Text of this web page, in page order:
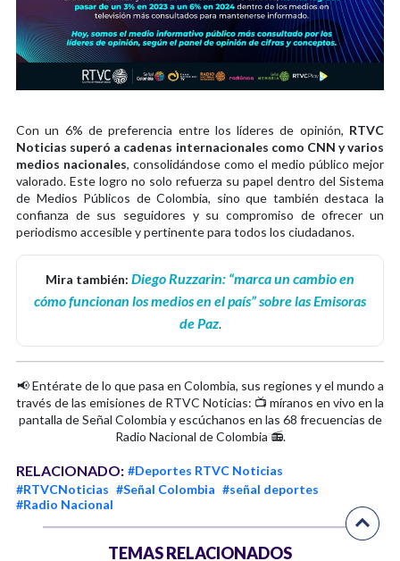
Con un 6% de preferencia entre los líderes de opinión, RTVC
Noticias superó a cadenas internacionales como CNN y varios
medios nacionales, consolidándose como el medio público mejor
valorado. Este logro no solo refuerza su papel dentro del Sistema
de Medios Públicos de Colombia, sino que también destaca la
confianza de sus seguidores y su compromiso de ofrecer un
periodismo accesible y pertinente para todos los ciudadanos.
Mira también: Diego Ruzzarin: “marca un cambio en
cómo funcionan los medios en el país” sobre las Emisoras
de Paz.
📢 Entérate de lo que pasa en Colombia, sus regiones y el mundo a
través de las emisiones de RTVC Noticias: 📺 míranos en vivo en la
pantalla de Señal Colombia y escúchanos en las 68 frecuencias de
Radio Nacional de Colombia 📻.
RELACIONADO: #Deportes RTVC Noticias
#RTVCNoticias #Señal Colombia #señal deportes
#Radio Nacional
TEMAS RELACIONADOS